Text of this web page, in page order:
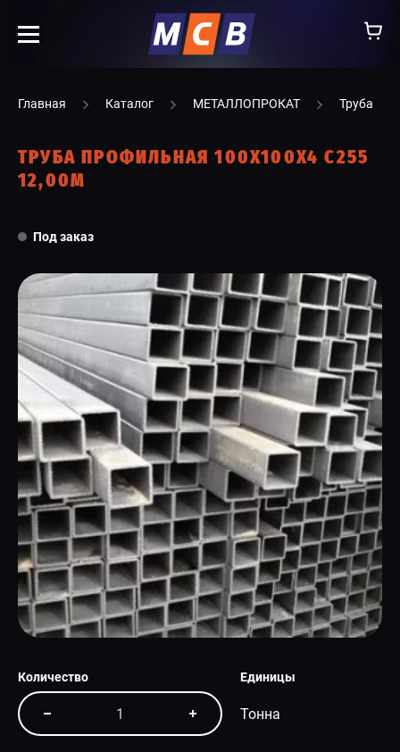
ВАКАНСИИ
КАТАЛОГ
УСЛУГИ
КОНТАКТЫ
СПЕЦПРЕДЛОЖЕНИЕ
Главная Каталог МЕТАЛЛОПРОКАТ Труба
ТРУБА ПРОФИЛЬНАЯ 100Х100Х4 С255
12,00М
Под заказ
Количество Единицы
Тонна